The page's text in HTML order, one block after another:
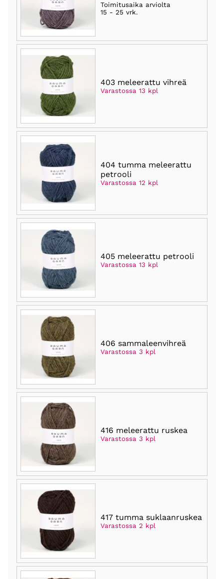
Toimitusaika arviolta
15 - 25 vrk.
403 meleerattu vihreä
Varastossa 13 kpl
404 tumma meleerattu
petrooli
Varastossa 12 kpl
405 meleerattu petrooli
Varastossa 13 kpl
406 sammaleenvihreä
Varastossa 3 kpl
416 meleerattu ruskea
Varastossa 3 kpl
417 tumma suklaanruskea
Varastossa 2 kpl